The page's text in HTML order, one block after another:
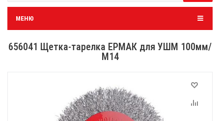
МЕНЮ
656041 Щетка-тарелка ЕРМАК для УШМ 100мм/
М14